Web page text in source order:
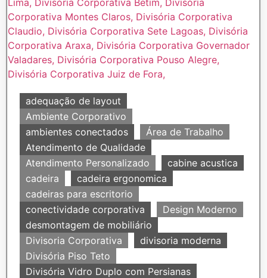
adequação de layout
Ambiente Corporativo
ambientes conectados
Área de Trabalho
Atendimento de Qualidade
Atendimento Personalizado
cabine acustica
cadeira
cadeira ergonomica
cadeiras para escritorio
conectividade corporativa
Design Moderno
desmontagem de mobiliário
Divisoria Corporativa
divisoria moderna
Divisória Piso Teto
Divisória Vidro Duplo com Persianas